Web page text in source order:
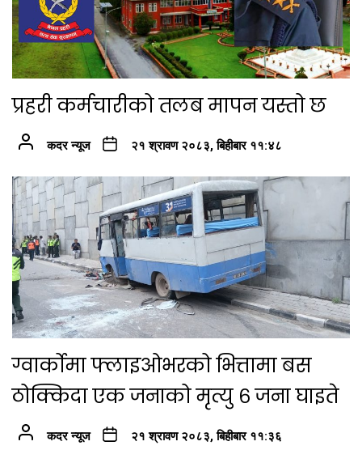
प्रहरी कर्मचारीको तलब मापन यस्तो छ
कदर न्यूज २१ श्रावण २०८३, बिहीबार ११:४८
ग्वार्कोमा फ्लाइओभरको भित्तामा बस
ठोक्किदा एक जनाको मृत्यु ६ जना घाइते
कदर न्यूज २१ श्रावण २०८३, बिहीबार ११:३६